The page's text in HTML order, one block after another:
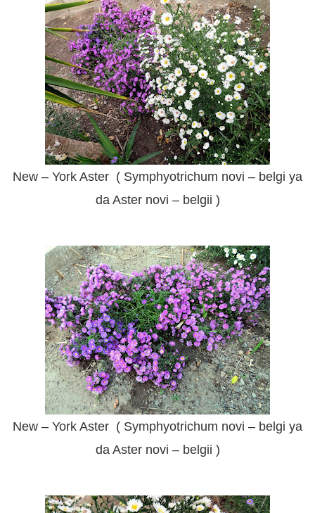
New – York Aster ( Symphyotrichum novi – belgi ya
da Aster novi – belgii )
New – York Aster ( Symphyotrichum novi – belgi ya
da Aster novi – belgii )